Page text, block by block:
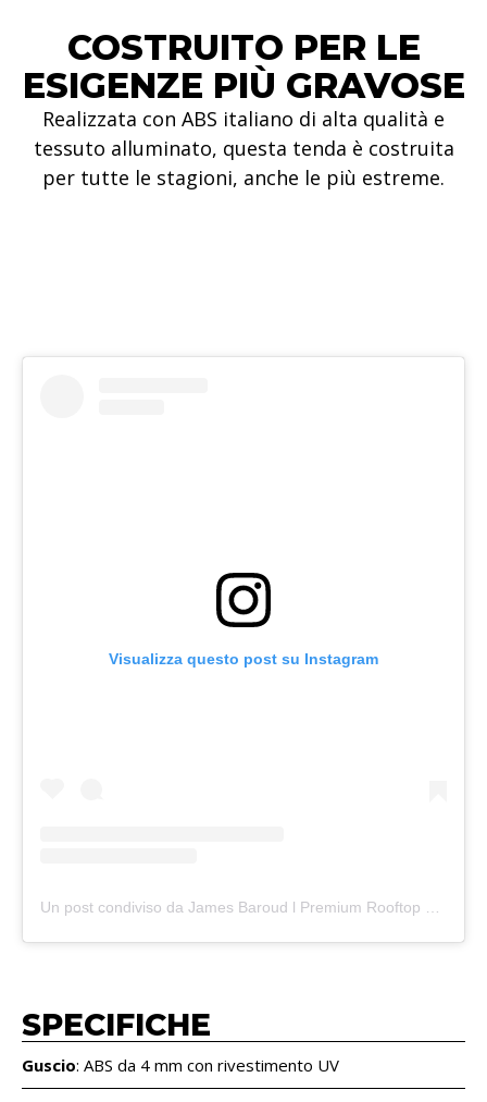
COSTRUITO PER LE
ESIGENZE PIÙ GRAVOSE
Realizzata con ABS italiano di alta qualità e
tessuto alluminato, questa tenda è costruita
per tutte le stagioni, anche le più estreme.
Visualizza questo post su Instagram
Un post condiviso da James Baroud l Premium Rooftop Tents & Overland Accessories (@jamesbaroud)
SPECIFICHE
Guscio: ABS da 4 mm con rivestimento UV